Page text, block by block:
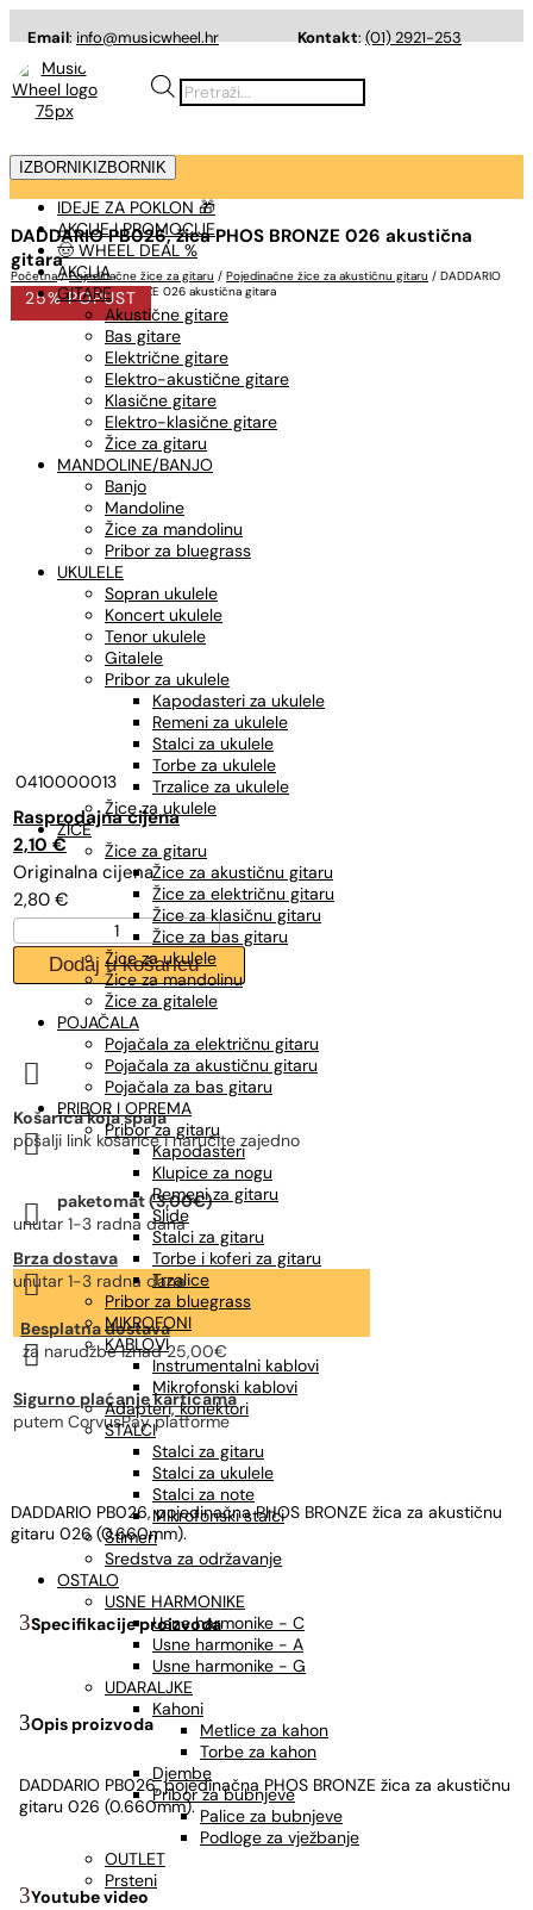
Email:info@musicwheel.hr Kontakt:(01) 2921-253
Products
search
IZBORNIK IZBORNIK
IDEJE ZA POKLON 🎁
AKCIJE I PROMOCIJE
🤠 WHEEL DEAL %
AKCIJA
GITARE
Akustične gitare
Bas gitare
Električne gitare
Elektro-akustične gitare
Klasične gitare
Elektro-klasične gitare
Žice za gitaru
MANDOLINE/BANJO
Banjo
Mandoline
Žice za mandolinu
Pribor za bluegrass
UKULELE
Sopran ukulele
Koncert ukulele
Tenor ukulele
Gitalele
Pribor za ukulele
Kapodasteri za ukulele
Remeni za ukulele
Stalci za ukulele
Torbe za ukulele
Trzalice za ukulele
Žice za ukulele
ŽICE
Žice za gitaru
Žice za akustičnu gitaru
Žice za električnu gitaru
Žice za klasičnu gitaru
Žice za bas gitaru
Žice za ukulele
Žice za mandolinu
Žice za gitalele
POJAČALA
Pojačala za električnu gitaru
Pojačala za akustičnu gitaru
Pojačala za bas gitaru
PRIBOR I OPREMA
Pribor za gitaru
Kapodasteri
Klupice za nogu
Remeni za gitaru
Slide
Stalci za gitaru
Torbe i koferi za gitaru
Trzalice
Pribor za bluegrass
MIKROFONI
KABLOVI
Instrumentalni kablovi
Mikrofonski kablovi
Adapteri, konektori
STALCI
Stalci za gitaru
Stalci za ukulele
Stalci za note
Mikrofonski stalci
Štimeri
Sredstva za održavanje
OSTALO
USNE HARMONIKE
Usne harmonike - C
Usne harmonike - A
Usne harmonike - G
UDARALJKE
Kahoni
Metlice za kahon
Torbe za kahon
Djembe
Pribor za bubnjeve
Palice za bubnjeve
Podloge za vježbanje
OUTLET
Prsteni
DADDARIO PB026, žica PHOS BRONZE 026 akustična
gitara
Početna/Pojedinačne žice za gitaru / Pojedinačne žice za akustičnu gitaru / DADDARIO
PB026, žica PHOS BRONZE 026 akustična gitara
25% POPUST
0410000013
2,80 €
Izvorna
cijena
bila
je:
2,80 €.
2,10 €
Trenutna
cijena
je:
2,10 €.
DADDARIO
PB026,
PHOS
BRONZE
količina
Dodaj u košaricu

Košarica koja spaja
pošalji link košarice i naručite zajedno

paketomat (3,00€)
unutar 1-3 radna dana

Brza dostava
unutar 1-3 radna dana

Besplatna dostava
za narudžbeiznad 25,00€

Sigurno plaćanje karticama
putem CorvusPay platforme
DADDARIO PB026, pojedinačna PHOS BRONZE žica za akustičnu
gitaru 026 (0.660mm).
Specifikacije proizvoda
Opis proizvoda
DADDARIO PB026, pojedinačna PHOS BRONZE žica za akustičnu
gitaru 026 (0.660mm).
Youtube video